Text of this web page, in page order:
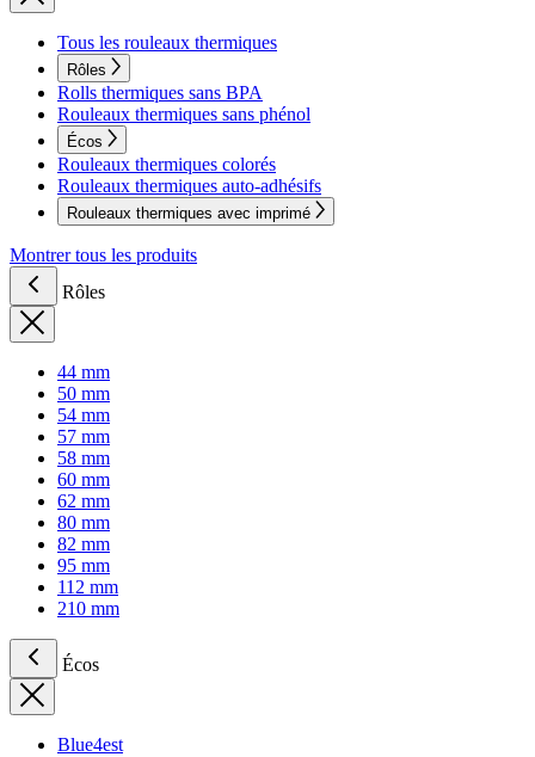
Tous les rouleaux thermiques
Rôles
Rolls thermiques sans BPA
Rouleaux thermiques sans phénol
Écos
Rouleaux thermiques colorés
Rouleaux thermiques auto-adhésifs
Rouleaux thermiques avec imprimé
Montrer tous les produits
Rôles
44 mm
50 mm
54 mm
57 mm
58 mm
60 mm
62 mm
80 mm
82 mm
95 mm
112 mm
210 mm
Écos
Blue4est